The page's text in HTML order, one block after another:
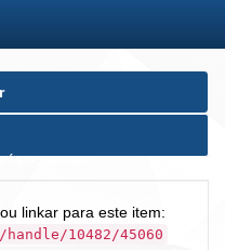
linkar para este item:
10482/45060